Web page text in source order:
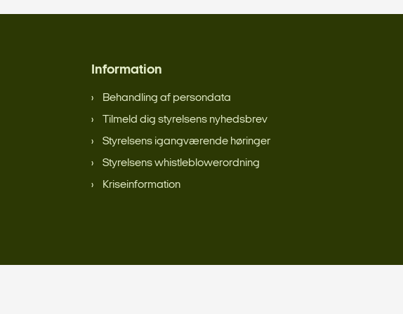
Information
Behandling af persondata
Tilmeld dig styrelsens nyhedsbrev
Styrelsens igangværende høringer
Styrelsens whistleblowerordning
Kriseinformation